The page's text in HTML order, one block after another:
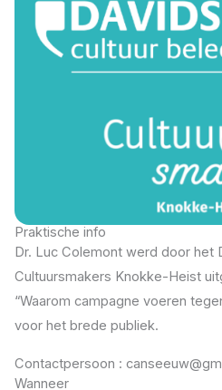
Praktische info
Dr. Luc Colemont werd door het
Cultuursmakers Knokke-Heist
“Waarom campagne voeren
voor het brede publiek.
Contactpersoon :
Wanneer